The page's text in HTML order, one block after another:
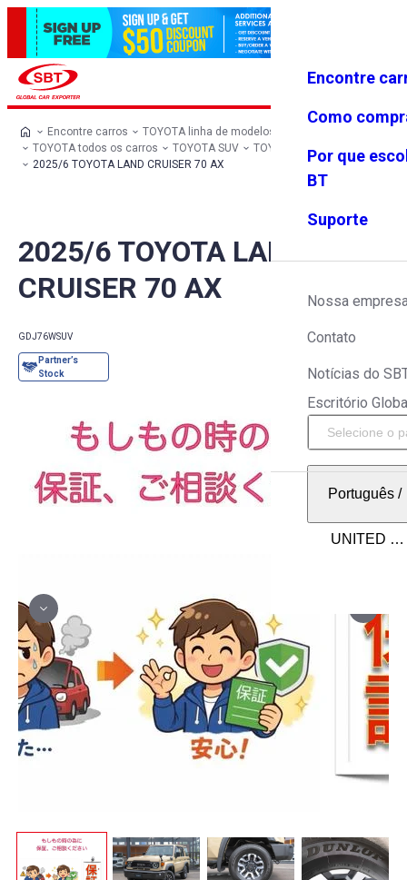
Favoritos Menu
Encontre
Como
Por que
BT
Suporte
Nossa
Contato
Notícias do
Escritório
Português/
Encontre carros
TOYOTA linha de modelos
TOYOTA todos os carros
TOYOTA SUV
TOYOTA LAND CRUISER 70
2025/6 TOYOTA LAND CRUISER 70 AX
2025/6 TOYOTA LAND
CRUISER 70 AX
GDJ76WSUV